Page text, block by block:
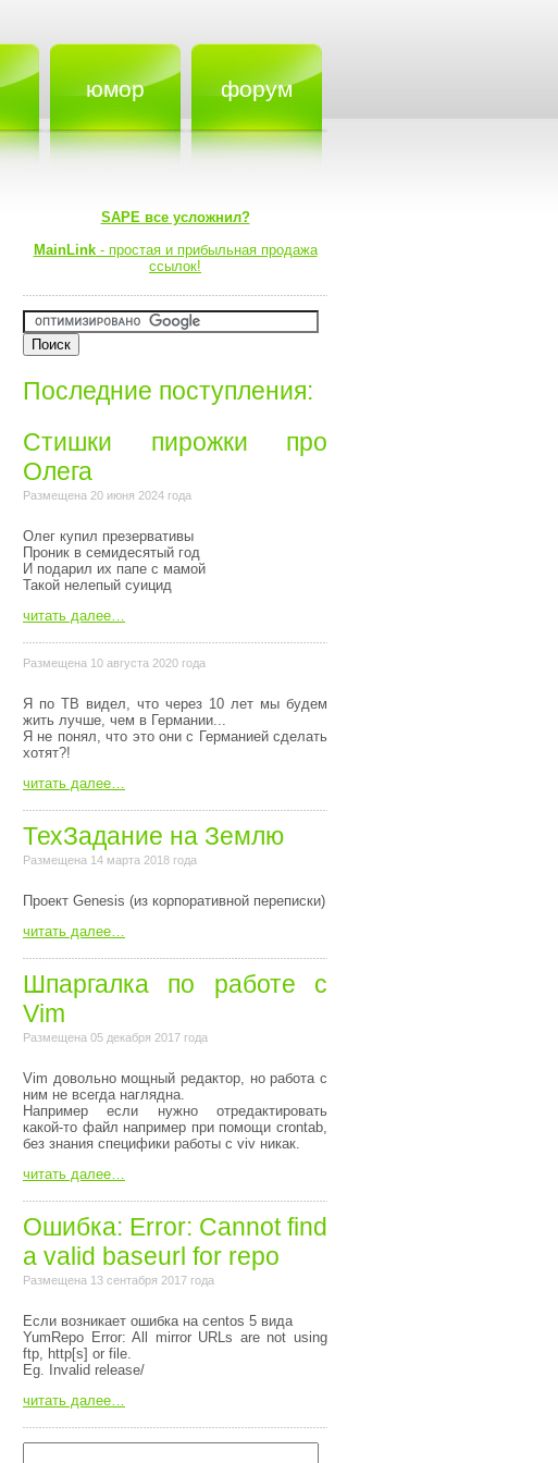
юмор форум
SAPE все усложнил?
MainLink- простая и прибыльная продажа
ссылок!
Последние поступления:
Стишки пирожки про
Олега⁠⁠
Размещена 20 июня 2024 года
Олег купил презервативы
Проник в семидесятый год
И подарил их папе с мамой
Такой нелепый суицид
читать далее…
Размещена 10 августа 2020 года
Я по ТВ видел, что через 10 лет мы будем
жить лучше, чем в Германии...
Я не понял, что это они с Германией сделать
хотят?!
читать далее…
ТехЗадание на Землю
Размещена 14 марта 2018 года
Пpоект Genesis (из коpпоpативной пеpеписки)
читать далее…
Шпаргалка по работе с
Vim
Размещена 05 декабря 2017 года
Vim довольно мощный редактор, но работа с
ним не всегда наглядна.
Например если нужно отредактировать
какой-то файл например при помощи crontab,
без знания специфики работы с viv никак.
читать далее…
Ошибка: Error: Cannot find
a valid baseurl for repo
Размещена 13 сентабря 2017 года
Если возникает ошибка на centos 5 вида
YumRepo Error: All mirror URLs are not using
ftp, http[s] or file.
Eg. Invalid release/
читать далее…